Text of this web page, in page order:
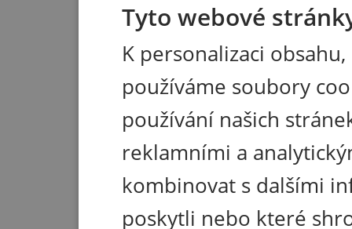
Tyto webové
K personalizaci
používáme soubory
používání našich
reklamními a
kombinovat s dalšími
poskytli nebo které